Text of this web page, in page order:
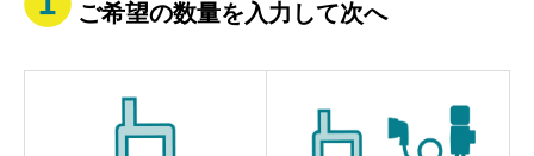
ご希望の数量を入力して次へ